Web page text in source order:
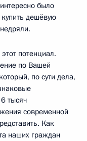
было
дешёвую
потенциал.
по Вашей
по сути дела,
тысяч
современной
Как
наших граждан